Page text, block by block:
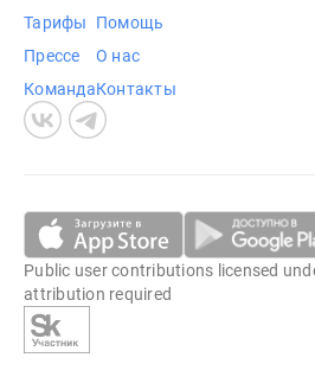
Тарифы
Прессе
Команда
Помощь
О нас
Контакты
Public user contributions licensed
attribution required